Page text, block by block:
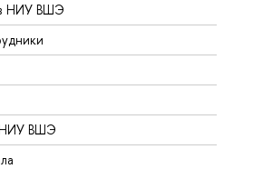
в НИУ ВШЭ
НИУ ВШЭ